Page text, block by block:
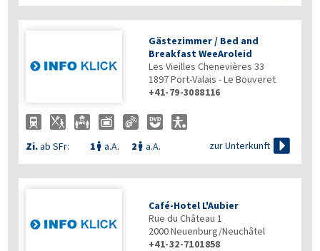
Gästezimmer / Bed and
Breakfast WeeAroleid
Les Vieilles Chenevières 33
1897Port-Valais - Le Bouveret
+41-79-3088116
Zi.ab SFr: 1  a.A. 2  a.A. zur Unterkunft 
Café-Hotel L'Aubier
Rue du Château 1
2000Neuenburg/Neuchâtel
+41-32-7101858